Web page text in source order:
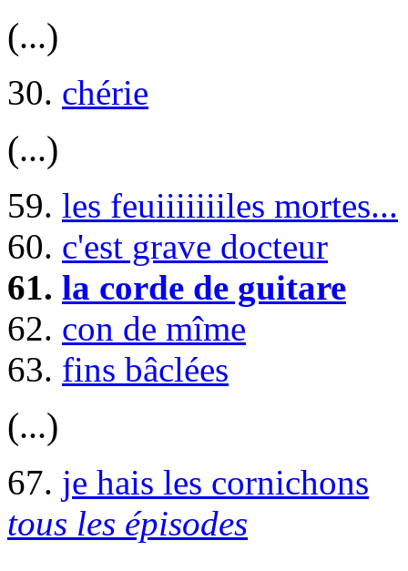
(...)
30. chérie
(...)
59. les feuiiiiiiiles mortes...
60. c'est grave docteur
61. la corde de guitare
62. con de mîme
63. fins bâclées
(...)
67. je hais les cornichons
tous les épisodes